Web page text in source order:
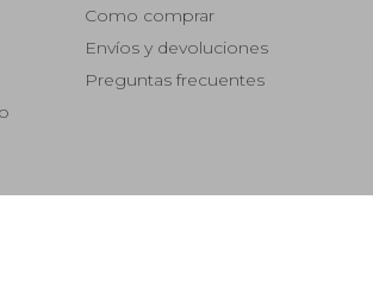
Como comprar
Envíos y devoluciones
Preguntas frecuentes